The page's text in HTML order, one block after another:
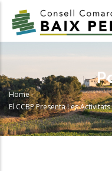
main
Home-
El CCBP Presenta Les